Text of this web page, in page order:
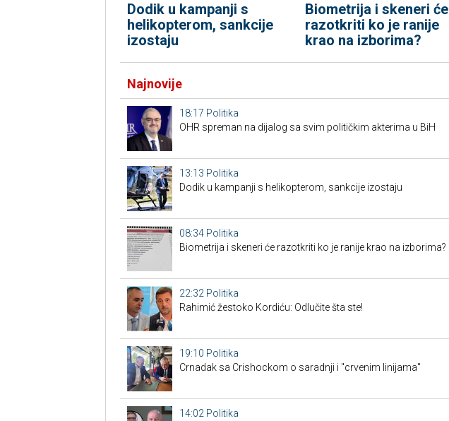
Dodik u kampanji s
helikopterom, sankcije
izostaju
Biometrija i skeneri će
razotkriti ko je ranije
krao na izborima?
Najnovije
18:17 Politika
OHR spreman na dijalog sa svim političkim akterima u BiH
13:13 Politika
Dodik u kampanji s helikopterom, sankcije izostaju
08:34 Politika
Biometrija i skeneri će razotkriti ko je ranije krao na izborima?
22:32 Politika
Rahimić žestoko Kordiću: Odlučite šta ste!
19:10 Politika
Crnadak sa Crishockom o saradnji i "crvenim linijama"
14:02 Politika